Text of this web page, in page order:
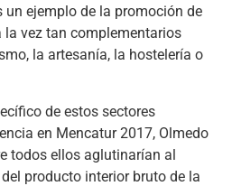
un ejemplo de la promoción de
la vez tan complementarios
la artesanía, la hostelería o
de estos sectores
en Mencatur 2017, Olmedo
todos ellos aglutinarían al
producto interior bruto de la